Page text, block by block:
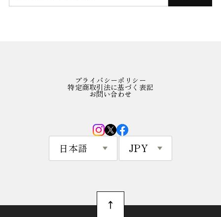
プライバシーポリシー
特定商取引法に基づく表記
お問い合わせ